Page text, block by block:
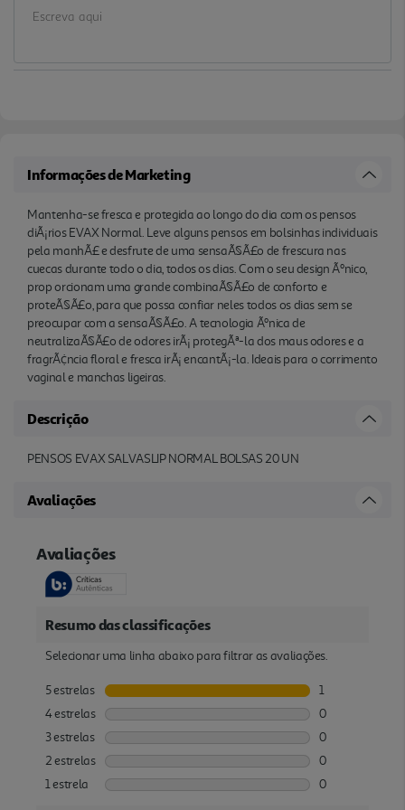
encantÃ¡-la. Ideais para o corrimento vaginal e
Informações de Marketing
Mantenha-se fresca e protegida ao longo do dia com os pensos
diÃ¡rios EVAX Normal. Leve alguns pensos em bolsinhas individuais
pela manhÃ£ e desfrute de uma sensaÃ§Ã£o de frescura nas
cuecas durante todo o dia, todos os dias. Com o seu design Ãºnico,
prop orcionam uma grande combinaÃ§Ã£o de conforto e
proteÃ§Ã£o, para que possa confiar neles todos os dias sem se
preocupar com a sensaÃ§Ã£o. A tecnologia Ãºnica de
neutralizaÃ§Ã£o de odores irÃ¡ protegÃª-la dos maus odores e a
fragrÃ¢ncia floral e fresca irÃ¡ encantÃ¡-la. Ideais para o corrimento
vaginal e manchas ligeiras.
Descrição
PENSOS EVAX SALVASLIP NORMAL BOLSAS 20 UN
Avaliações